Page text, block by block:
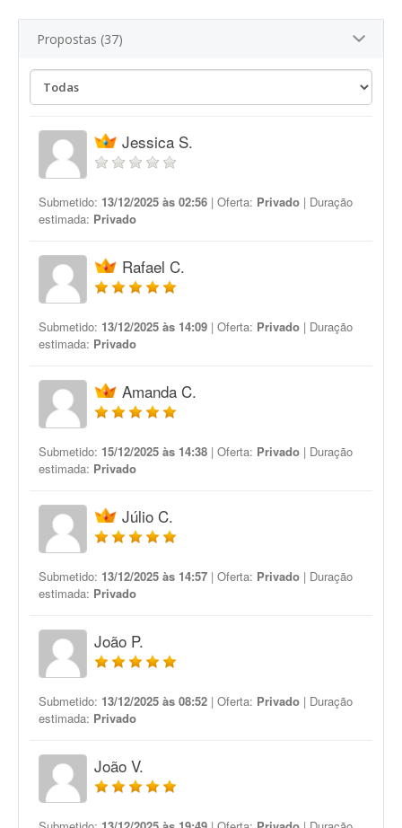
Propostas (37)
Jessica S.
Submetido: 13/12/2025 às 02:56 | Oferta: Privado | Duração
estimada: Privado
Rafael C.
Submetido: 13/12/2025 às 14:09 | Oferta: Privado | Duração
estimada: Privado
Amanda C.
Submetido: 15/12/2025 às 14:38 | Oferta: Privado | Duração
estimada: Privado
Júlio C.
Submetido: 13/12/2025 às 14:57 | Oferta: Privado | Duração
estimada: Privado
João P.
Submetido: 13/12/2025 às 08:52 | Oferta: Privado | Duração
estimada: Privado
João V.